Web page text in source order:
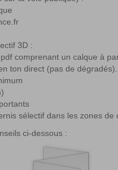
3D :
comprenant un calque à
ton direct (pas de dégradés).
sélectif dans les zones de
ci-dessous :